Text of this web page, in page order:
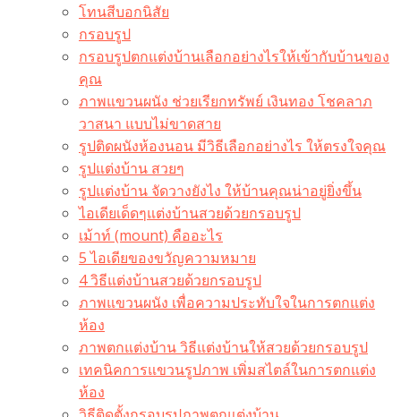
โทนสีบอกนิสัย
กรอบรูป
กรอบรูปตกแต่งบ้านเลือกอย่างไรให้เข้ากับบ้านของ
คุณ
ภาพแขวนผนัง ช่วยเรียกทรัพย์ เงินทอง โชคลาภ
วาสนา แบบไม่ขาดสาย
รูปติดผนังห้องนอน มีวิธีเลือกอย่างไร ให้ตรงใจคุณ
รูปแต่งบ้าน สวยๆ
รูปแต่งบ้าน จัดวางยังไง ให้บ้านคุณน่าอยู่ยิ่งขึ้น
ไอเดียเด็ดๆแต่งบ้านสวยด้วยกรอบรูป
เม้าท์ (mount) คืออะไร​
5 ไอเดียของขวัญความหมาย
4 วิธีแต่งบ้านสวยด้วยกรอบรูป
ภาพแขวนผนัง เพื่อความประทับใจในการตกแต่ง
ห้อง
ภาพตกแต่งบ้าน วิธีแต่งบ้านให้สวยด้วยกรอบรูป
เทคนิคการแขวนรูปภาพ เพิ่มสไตล์ในการตกแต่ง
ห้อง